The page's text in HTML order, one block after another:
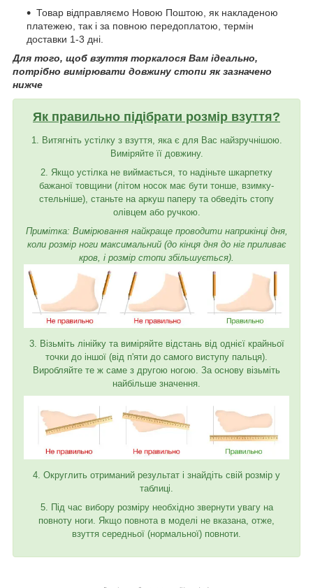
Товар відправляємо Новою Поштою, як накладеною
платежею, так і за повною передоплатою, термін
доставки 1-3 дні.
Для того, щоб взуття торкалося Вам ідеально,
потрібно вимірювати довжину стопи як зазначено
нижче
Як правильно підібрати розмір взуття?
1. Витягніть устілку з взуття, яка є для Вас найзручнішою.
Виміряйте її довжину.
2. Якщо устілка не виймається, то надіньте шкарпетку
бажаної товщини (літом носок має бути тонше, взимку-
стельніше), станьте на аркуш паперу та обведіть стопу
олівцем або ручкою.
Примітка: Вимірювання найкраще проводити наприкінці дня,
коли розмір ноги максимальний (до кінця дня до ніг приливає
кров, і розмір стопи збільшується).
3. Візьміть лінійку та виміряйте відстань від однієї крайньої
точки до іншої (від п'яти до самого виступу пальця).
Виробляйте те ж саме з другою ногою. За основу візьміть
найбільше значення.
4. Округлить отриманий результат і знайдіть свій розмір у
таблиці.
5. Під час вибору розміру необхідно звернути увагу на
повноту ноги. Якщо повнота в моделі не вказана, отже,
взуття середньої (нормальної) повноти.